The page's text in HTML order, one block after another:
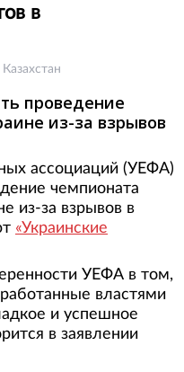
в
проведение
из-за взрывов
ассоциаций (УЕФА)
чемпионата
из-за взрывов в
«Украинские
УЕФА в том,
властями
и успешное
в заявлении